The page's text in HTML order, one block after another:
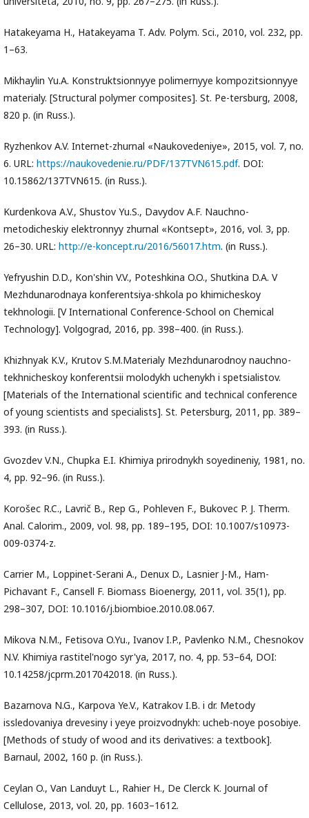
Hatakeyama H., Hatakeyama T. Adv. Polym. Sci., 2010, vol. 232, pp.
1–63.
Mikhaylin Yu.A. Konstruktsionnyye polimernyye kompozitsionnyye
materialy. [Structural polymer composites]. St. Pe-tersburg, 2008,
820 p. (in Russ.).
Ryzhenkov A.V. Internet-zhurnal «Naukovedeniye», 2015, vol. 7, no.
6. URL: https://naukovedenie.ru/PDF/137TVN615.pdf. DOI:
10.15862/137TVN615. (in Russ.).
Kurdenkova A.V., Shustov Yu.S., Davydov A.F. Nauchno-
metodicheskiy elektronnyy zhurnal «Kontsept», 2016, vol. 3, pp.
26–30. URL: http://e-koncept.ru/2016/56017.htm. (in Russ.).
Yefryushin D.D., Kon'shin V.V., Poteshkina O.O., Shutkina D.A. V
Mezhdunarodnaya konferentsiya-shkola po khimicheskoy
tekhnologii. [V International Conference-School on Chemical
Technology]. Volgograd, 2016, pp. 398–400. (in Russ.).
Khizhnyak K.V., Krutov S.M.Materialy Mezhdunarodnoy nauchno-
tekhnicheskoy konferentsii molodykh uchenykh i spetsialistov.
[Materials of the International scientific and technical conference
of young scientists and specialists]. St. Petersburg, 2011, pp. 389–
393. (in Russ.).
Gvozdev V.N., Chupka E.I. Khimiya prirodnykh soyedineniy, 1981, no.
4, pp. 92–96. (in Russ.).
Korošec R.C., Lavrič B., Rep G., Pohleven F., Bukovec P. J. Therm.
Anal. Calorim., 2009, vol. 98, pр. 189–195, DOI: 10.1007/s10973-
009-0374-z.
Carrier M., Loppinet-Serani A., Denux D., Lasnier J-M., Ham-
Pichavant F., Cansell F. Biomass Bioenergy, 2011, vol. 35(1), pр.
298–307, DOI: 10.1016/j.biombioe.2010.08.067.
Mikova N.M., Fetisova O.Yu., Ivanov I.P., Pavlenko N.M., Chesnokov
N.V. Khimiya rastitel'nogo syr'ya, 2017, no. 4, pp. 53–64, DOI:
10.14258/jcprm.2017042018. (in Russ.).
Bazarnova N.G., Karpova Ye.V., Katrakov I.B. i dr. Metody
issledovaniya drevesiny i yeye proizvodnykh: ucheb-noye posobiye.
[Methods of study of wood and its derivatives: a textbook].
Barnaul, 2002, 160 p. (in Russ.).
Ceylan O., Van Landuyt L., Rahier H., De Clerck K. Journal of
Cellulose, 2013, vol. 20, pр. 1603–1612.